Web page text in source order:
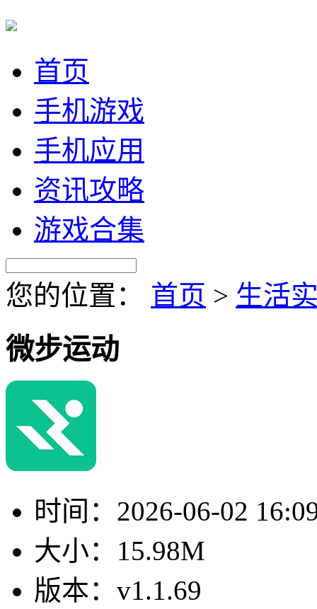
首页
手机游戏
手机应用
资讯攻略
游戏合集
您的位置： 首页 > 生活
微步运动
时间： 2026-06-02
大小： 15.98M
版本： v1.1.69